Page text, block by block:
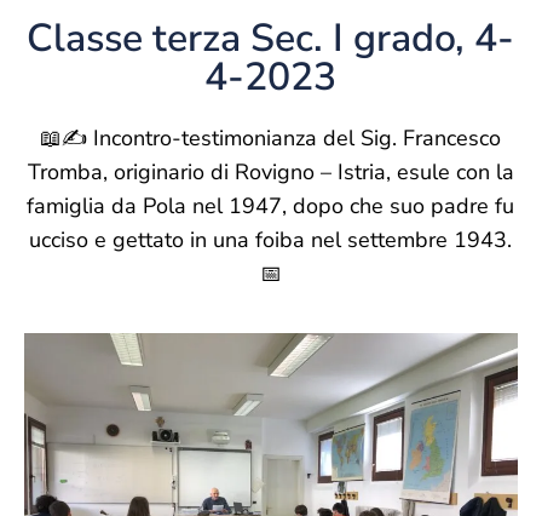
Classe terza Sec. I grado, 4-
4-2023
📖✍ Incontro-testimonianza del Sig. Francesco
Tromba, originario di Rovigno – Istria, esule con la
famiglia da Pola nel 1947, dopo che suo padre fu
ucciso e gettato in una foiba nel settembre 1943.
📅